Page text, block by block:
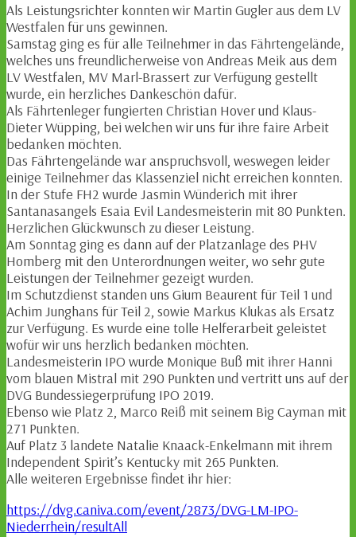
Als Leistungsrichter konnten wir Martin Gugler aus dem LV
Westfalen für uns gewinnen.
Samstag ging es für alle Teilnehmer in das Fährtengelände,
welches uns freundlicherweise von Andreas Meik aus dem
LV Westfalen, MV Marl-Brassert zur Verfügung gestellt
wurde, ein herzliches Dankeschön dafür.
Als Fährtenleger fungierten Christian Hover und Klaus-
Dieter Wüpping, bei welchen wir uns für ihre faire Arbeit
bedanken möchten.
Das Fährtengelände war anspruchsvoll, weswegen leider
einige Teilnehmer das Klassenziel nicht erreichen konnten.
In der Stufe FH2 wurde Jasmin Wünderich mit ihrer
Santanasangels Esaia Evil Landesmeisterin mit 80 Punkten.
Herzlichen Glückwunsch zu dieser Leistung.
Am Sonntag ging es dann auf der Platzanlage des PHV
Homberg mit den Unterordnungen weiter, wo sehr gute
Leistungen der Teilnehmer gezeigt wurden.
Im Schutzdienst standen uns Gium Beaurent für Teil 1 und
Achim Junghans für Teil 2, sowie Markus Klukas als Ersatz
zur Verfügung. Es wurde eine tolle Helferarbeit geleistet
wofür wir uns herzlich bedanken möchten.
Landesmeisterin IPO wurde Monique Buß mit ihrer Hanni
vom blauen Mistral mit 290 Punkten und vertritt uns auf der
DVG Bundessiegerprüfung IPO 2019.
Ebenso wie Platz 2, Marco Reiß mit seinem Big Cayman mit
271 Punkten.
Auf Platz 3 landete Natalie Knaack-Enkelmann mit ihrem
Independent Spirit’s Kentucky mit 265 Punkten.
Alle weiteren Ergebnisse findet ihr hier:
https://dvg.caniva.com/event/2873/DVG-LM-IPO-
Niederrhein/resultAll